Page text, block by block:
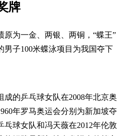
牌
原为一金、两银、两铜，“蝶王”
男子100米蝶泳项目为我国夺下
的乒乓球女队在2008年北京奥
年罗马奥运会分别为新加坡夺
球女队和冯天薇在2012年伦敦